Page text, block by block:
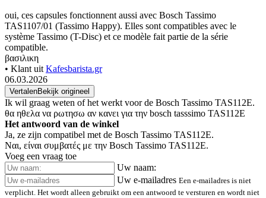
oui, ces capsules fonctionnent aussi avec Bosch Tassimo
TAS1107/01 (Tassimo Happy). Elles sont compatibles avec le
système Tassimo (T-Disc) et ce modèle fait partie de la série
compatible.
βασιλικη
• Klant uitKafesbarista.gr
06.03.2026
VertalenBekijk origineel
Ik wil graag weten of het werkt voor de Bosch Tassimo TAS112E.
θα ηθελα να ρωτησω αν κανει για την bosch tasssimo TAS112E
Het antwoord van de winkel
Ja, ze zijn compatibel met de Bosch Tassimo TAS112E.
Ναι, είναι συμβατές με την Bosch Tassimo TAS112E.
Voeg een vraag toe
Uw naam:
Uw e-mailadres Een e-mailadres is niet
verplicht. Het wordt alleen gebruikt om een antwoord te versturen en wordt niet